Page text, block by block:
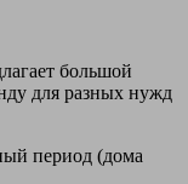
большой
для разных нужд
период (дома